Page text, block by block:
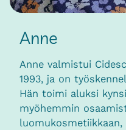
Anne
Anne valmistui
1993, ja on
Hän toimi aluksi
myöhemmin
luomukosmetiikkaan,